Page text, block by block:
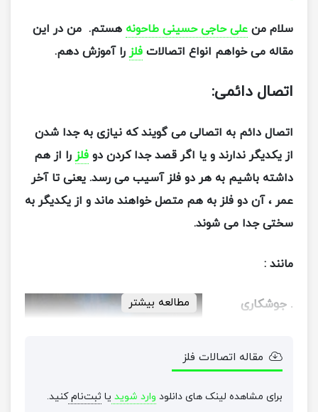
سلام من علی حاجی حسینی طاحونه هستم. من در این
مقاله می خواهم انواع اتصالات فلز را آموزش دهم.
اتصال دائمی:
اتصال دائم به اتصالی می گویند که نیازی به جدا شدن
از یکدیگر ندارند و یا اگر قصد جدا کردن دو فلز را از هم
داشته باشیم به هر دو فلز آسیب می رسد. یعنی تا آخر
عمر ، آن دو فلز به هم متصل خواهند ماند و از یکدیگر به
سختی جدا می شوند.
مانند :
. جوشکاری
اتصال دائمی
است با حرارت
مطالعه بیشتر
مقاله اتصالات فلز
برای مشاهده لینک های دانلود وارد شوید یا ثبت‌نامکنید.